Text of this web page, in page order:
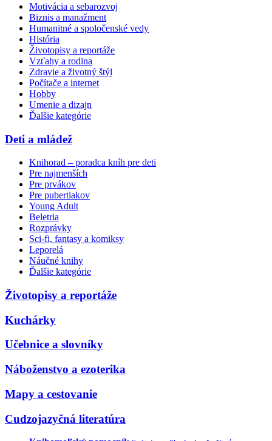
Motivácia a sebarozvoj
Biznis a manažment
Humanitné a spoločenské vedy
História
Životopisy a reportáže
Vzťahy a rodina
Zdravie a životný štýl
Počítače a internet
Hobby
Umenie a dizajn
Ďalšie kategórie
Deti a mládež
Knihorad – poradca kníh pre deti
Pre najmenších
Pre prvákov
Pre pubertiakov
Young Adult
Beletria
Rozprávky
Sci-fi, fantasy a komiksy
Leporelá
Náučné knihy
Ďalšie kategórie
Životopisy a reportáže
Kuchárky
Učebnice a slovníky
Náboženstvo a ezoterika
Mapy a cestovanie
Cudzojazyčná literatúra